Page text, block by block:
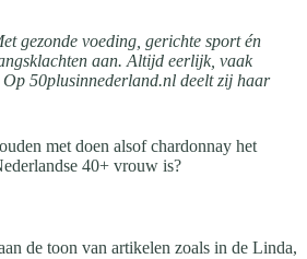
gezonde voeding, gerichte sport én
aan. Altijd eerlijk, vaak
50plusinnederland.nl deelt zij haar
met doen alsof chardonnay het
40+ vrouw is?
de toon van artikelen zoals in de Linda,